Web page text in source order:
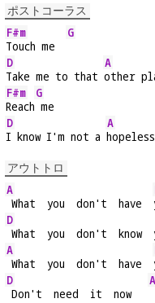
ポストコーラス
F#m
Touch me
G
D
Take me to that
A
other
F#m
Reach
G
me
D
I know I'm not a
A
アウトトロ
A
What  you  don't  have
D
What  you  don't  know
A
What  you  don't  have
D
Don't  need  it  now
A